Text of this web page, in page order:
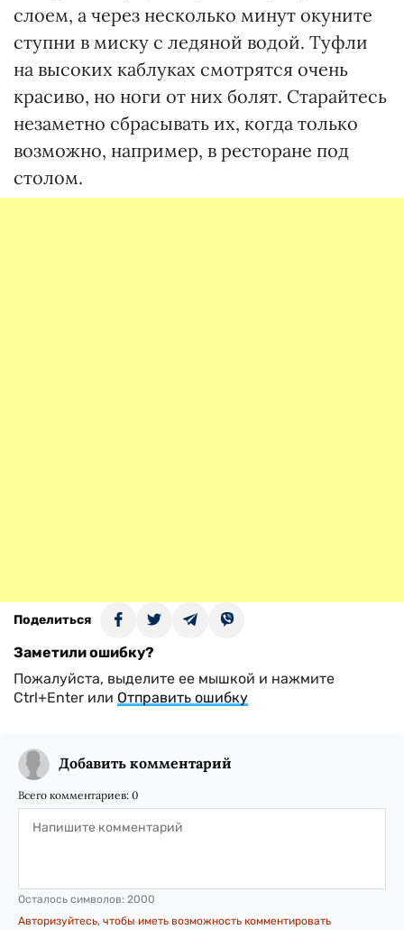
слоем, а через несколько минут окуните
ступни в миску с ледяной водой. Туфли
на высоких каблуках смотрятся очень
красиво, но ноги от них болят. Старайтесь
незаметно сбрасывать их, когда только
возможно, например, в ресторане под
столом.
Поделиться
Заметили ошибку?
Пожалуйста, выделите ее мышкой и нажмите
Ctrl+Enter или Отправить ошибку
Добавить комментарий
Всего комментариев: 0
Осталось символов: 2000
Авторизуйтесь, чтобы иметь возможность комментировать